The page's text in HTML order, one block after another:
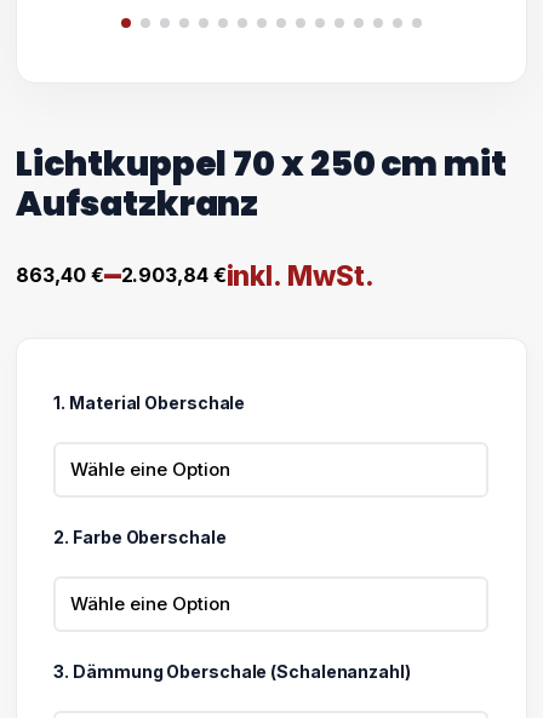
Lichtkuppel 70 x 250 cm mit
Aufsatzkranz
863,40 €–2.903,84 €
Preisspanne:
bis
2.903,84 €
inkl. MwSt.
1. Material Oberschale
2. Farbe Oberschale
3. Dämmung Oberschale (Schalenanzahl)